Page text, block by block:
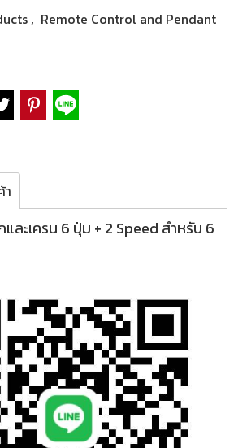
, Remote Control and Pendant
า
ละเครน 6 ปุ่ม + 2 Speed สำหรับ 6